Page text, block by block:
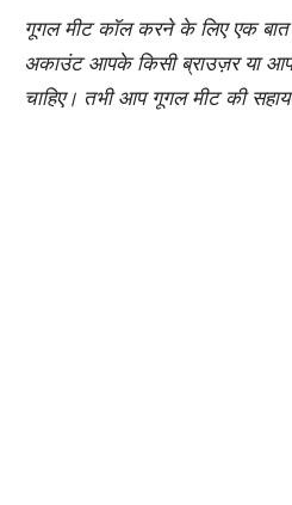
गूगल मीट कॉल करने के लिए एक
अकाउंट आपके किसी ब्राउज़र या
चाहिए। तभी आप गूगल मीट की